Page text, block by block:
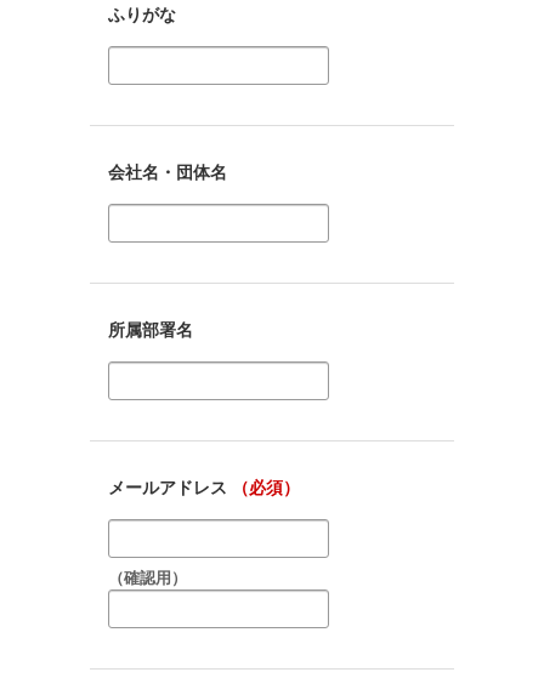
ふりがな
会社名・団体名
所属部署名
メールアドレス （必須）
（確認用）